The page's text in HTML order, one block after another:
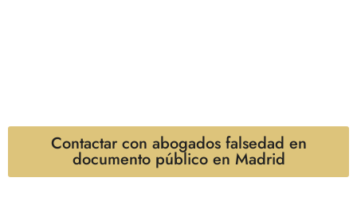
Contactar con abogados falsedad en
documento público en Madrid